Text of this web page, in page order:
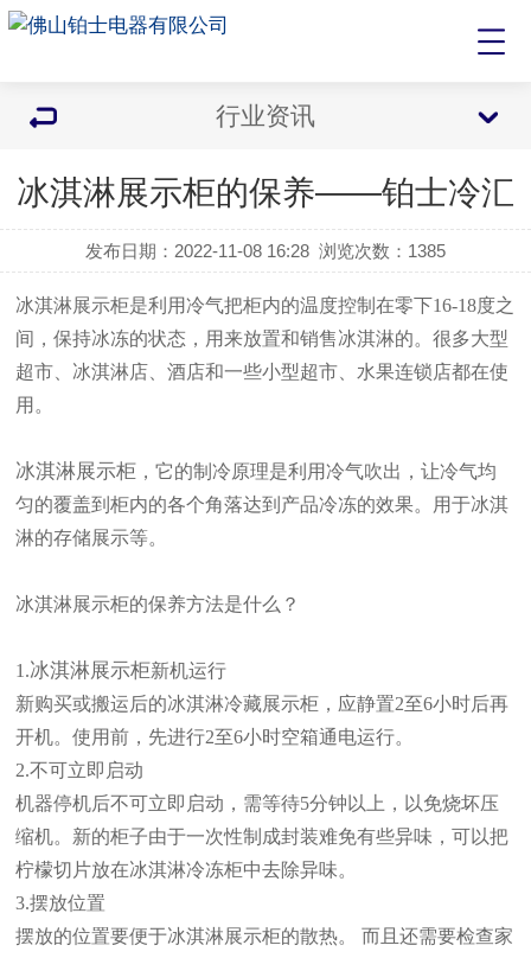
行业资讯
冰淇淋展示柜的保养——铂士冷汇
发布日期：2022-11-08 16:28 浏览次数： 1385
冰淇淋展示柜是利用冷气把柜内的温度控制在零下16-18度之
间，保持冰冻的状态，用来放置和销售冰淇淋的。很多大型
超市、冰淇淋店、酒店和一些小型超市、水果连锁店都在使
用。
冰淇淋展示柜 ，它的制冷原理是利用冷气吹出，让冷气均
匀的覆盖到柜内的各个角落达到产品冷冻的效果。用于冰淇
淋的存储展示等。
冰淇淋展示柜的保养方法是什么？
1.冰淇淋展示柜新机运行
新购买或搬运后的冰淇淋冷藏展示柜，应静置2至6小时后再
开机。使用前，先进行2至6小时空箱通电运行。
2.不可立即启动
机器停机后不可立即启动，需等待5分钟以上，以免烧坏压
缩机。新的柜子由于一次性制成封装难免有些异味，可以把
柠檬切片放在冰淇淋冷冻柜中去除异味。
3.摆放位置
摆放的位置要便于冰淇淋展示柜的散热。
而且还需要检查家